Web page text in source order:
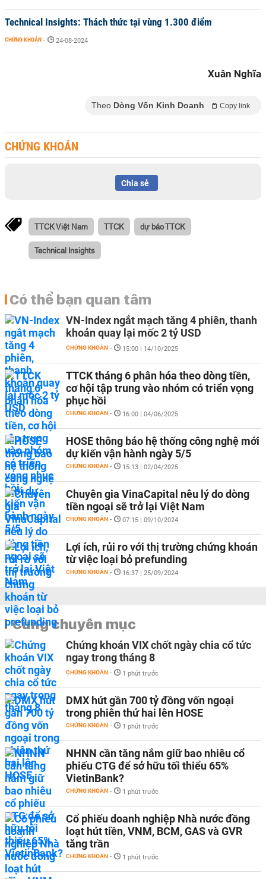
Technical Insights: Thách thức tại vùng 1.300 điểm
CHỨNG KHOÁN - 24-08-2024
Xuân Nghĩa
Theo Dòng Vốn Kinh Doanh Copy link
CHỨNG KHOÁN
Chia sẻ
TTCK Việt Nam TTCK dự báo TTCK
Technical Insights
Có thể bạn quan tâm
VN-Index ngắt mạch tăng 4 phiên, thanh
khoản quay lại mốc 2 tỷ USD
CHỨNG KHOÁN - 15:00 | 14/10/2025
TTCK tháng 6 phân hóa theo dòng tiền,
cơ hội tập trung vào nhóm có triển vọng
phục hồi
CHỨNG KHOÁN - 16:00 | 04/06/2025
HOSE thông báo hệ thống công nghệ mới
dự kiến vận hành ngày 5/5
CHỨNG KHOÁN - 15:13 | 02/04/2025
Chuyên gia VinaCapital nêu lý do dòng
tiền ngoại sẽ trở lại Việt Nam
CHỨNG KHOÁN - 07:15 | 09/10/2024
Lợi ích, rủi ro với thị trường chứng khoán
từ việc loại bỏ prefunding
CHỨNG KHOÁN - 16:37 | 25/09/2024
Cùng chuyên mục
Chứng khoán VIX chốt ngày chia cổ tức
ngay trong tháng 8
CHỨNG KHOÁN - 1 phút trước
DMX hút gần 700 tỷ đồng vốn ngoại
trong phiên thứ hai lên HOSE
CHỨNG KHOÁN - 1 phút trước
NHNN cần tăng nắm giữ bao nhiêu cổ
phiếu CTG để sở hữu tối thiểu 65%
VietinBank?
CHỨNG KHOÁN - 1 phút trước
Cổ phiếu doanh nghiệp Nhà nước đồng
loạt hút tiền, VNM, BCM, GAS và GVR
tăng trần
CHỨNG KHOÁN - 1 phút trước